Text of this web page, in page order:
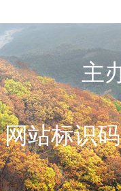
主
网站标识